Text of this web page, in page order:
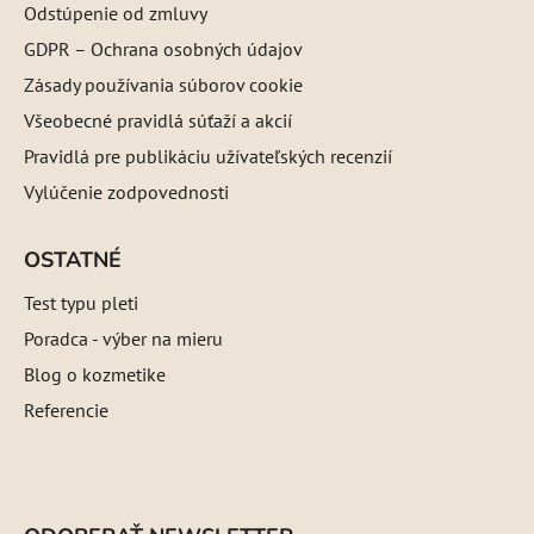
Odstúpenie od zmluvy
GDPR – Ochrana osobných údajov
Zásady používania súborov cookie
Všeobecné pravidlá súťaží a akcií
Pravidlá pre publikáciu užívateľských recenzií
Vylúčenie zodpovednosti
OSTATNÉ
Test typu pleti
Poradca - výber na mieru
Blog o kozmetike
Referencie